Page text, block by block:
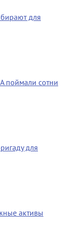
для
поймали сотни
для
активы